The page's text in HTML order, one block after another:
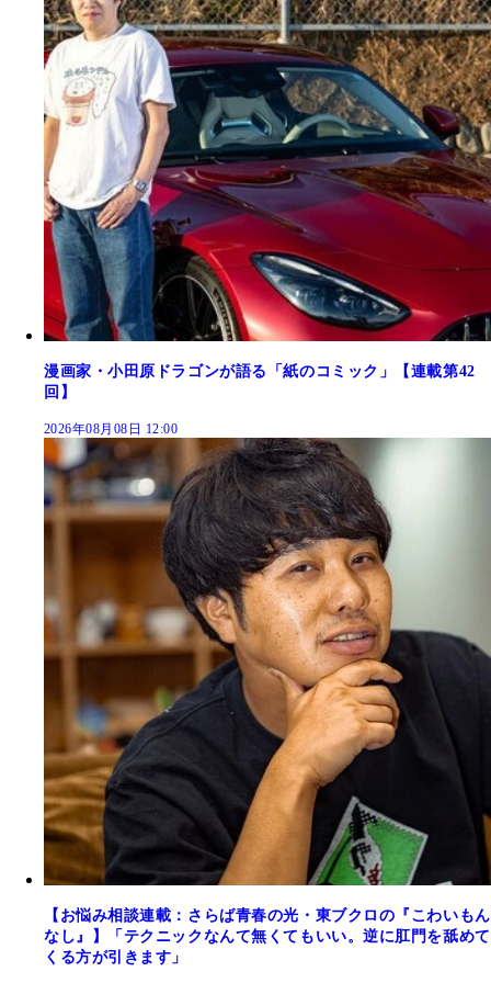
漫画家・小田原ドラゴンが語る「紙のコミック」【連載第42
回】
2026年08月08日 12:00
【お悩み相談連載：さらば青春の光・東ブクロの『こわいもん
なし』】「テクニックなんて無くてもいい。逆に肛門を舐めて
くる方が引きます」